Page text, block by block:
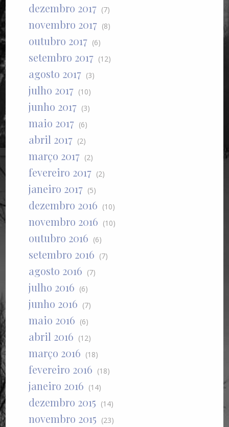
dezembro 2017 (7)
novembro 2017 (8)
outubro 2017 (6)
setembro 2017 (12)
agosto 2017 (3)
julho 2017 (10)
junho 2017 (3)
maio 2017 (6)
abril 2017 (2)
março 2017 (2)
fevereiro 2017 (2)
janeiro 2017 (5)
dezembro 2016 (10)
novembro 2016 (10)
outubro 2016 (6)
setembro 2016 (7)
agosto 2016 (7)
julho 2016 (6)
junho 2016 (7)
maio 2016 (6)
abril 2016 (12)
março 2016 (18)
fevereiro 2016 (18)
janeiro 2016 (14)
dezembro 2015 (14)
novembro 2015 (23)